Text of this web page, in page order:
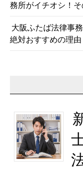
務所がイチオシ！
大阪ふたば法律事
絶対おすすめの理由